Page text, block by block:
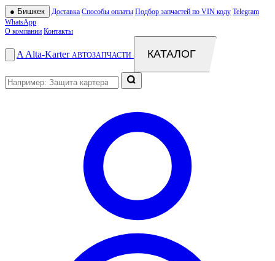
● Бишкек Доставка Способы оплаты Подбор запчастей по VIN коду Telegram
WhatsApp
О компании Контакты
A Alta-Karter АВТОЗАПЧАСТИ КАТАЛОГ